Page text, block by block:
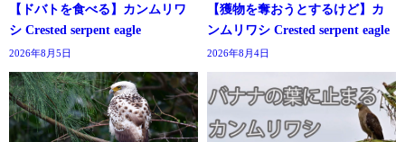
【ドバトを食べる】カンムリワ
シ Crested serpent eagle
2026年8月5日
【獲物を奪おうとするけど】カ
ンムリワシ Crested serpent eagle
2026年8月4日